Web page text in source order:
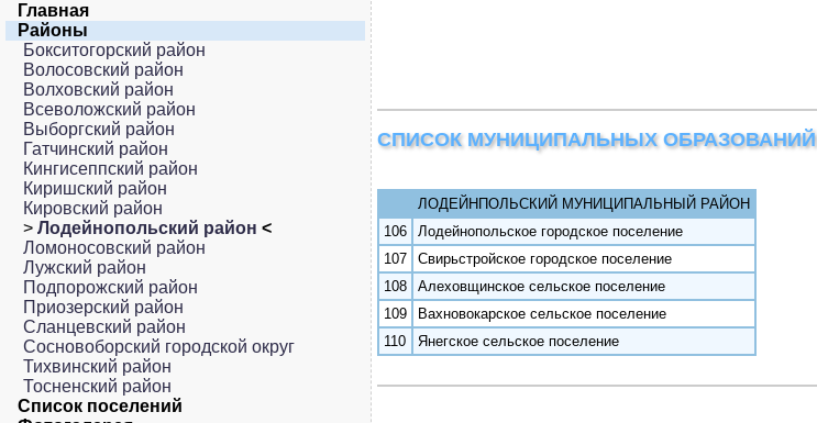
Главная
Районы
Бокситогорский район
Волосовский район
Волховский район
Всеволожский район
Выборгский район
Гатчинский район
Кингисеппский район
Киришский район
Кировский район
> Лодейнопольский район <
Ломоносовский район
Лужский район
Подпорожский район
Приозерский район
Сланцевский район
Сосновоборский городской округ
Тихвинский район
Тосненский район
Список поселений
СПИСОК МУНИЦИПАЛЬНЫХ ОБРАЗОВАНИЙ
ЛОДЕЙНПОЛЬСКИЙ МУНИЦИПАЛЬНЫЙ РАЙОН
106
Лодейнопольское городское поселение
107
Свирьстройское городское поселение
108
Алеховщинское сельское поселение
109
Вахновокарское сельское поселение
110
Янегское сельское поселение